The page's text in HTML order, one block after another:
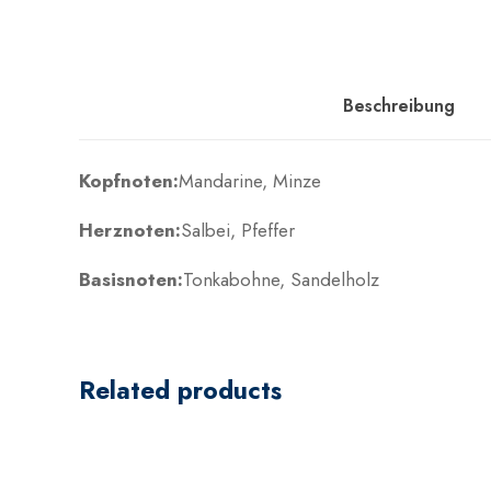
Beschreibung
Kopfnoten:Mandarine, Minze
Herznoten:Salbei, Pfeffer
Basisnoten:Tonkabohne, Sandelholz
Related products